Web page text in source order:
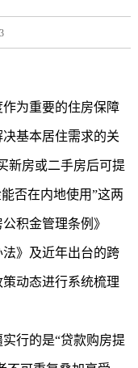
为重要的住房保障
基本居住需求的关
新房或二手房后可提
否在内地使用”这两
积金管理条例》
法》及近年出台的跨
动态进行系统梳理
行的是“贷款购房提